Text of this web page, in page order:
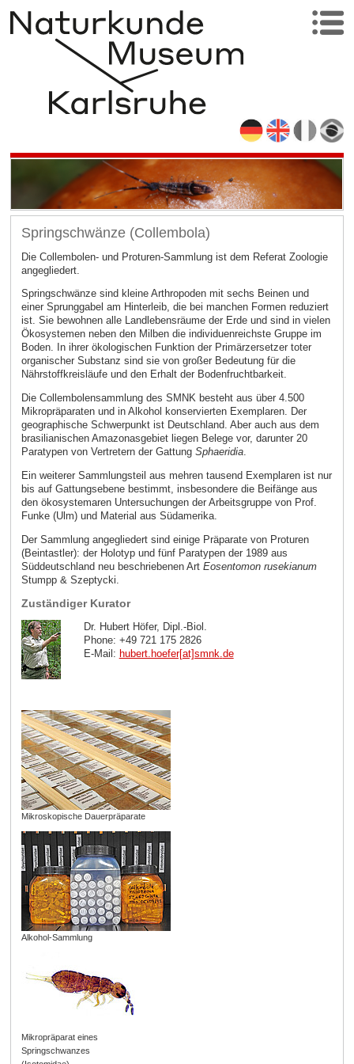
Springschwänze (Collembola)
Die Collembolen- und Proturen-Sammlung ist dem Referat Zoologie
angegliedert.
Springschwänze sind kleine Arthropoden mit sechs Beinen und
einer Sprunggabel am Hinterleib, die bei manchen Formen reduziert
ist. Sie bewohnen alle Landlebensräume der Erde und sind in vielen
Ökosystemen neben den Milben die individuenreichste Gruppe im
Boden. In ihrer ökologischen Funktion der Primärzersetzer toter
organischer Substanz sind sie von großer Bedeutung für die
Nährstoffkreisläufe und den Erhalt der Bodenfruchtbarkeit.
Die Collembolensammlung des SMNK besteht aus über 4.500
Mikropräparaten und in Alkohol konservierten Exemplaren. Der
geographische Schwerpunkt ist Deutschland. Aber auch aus dem
brasilianischen Amazonasgebiet liegen Belege vor, darunter 20
Paratypen von Vertretern der Gattung Sphaeridia.
Ein weiterer Sammlungsteil aus mehren tausend Exemplaren ist nur
bis auf Gattungsebene bestimmt, insbesondere die Beifänge aus
den ökosystemaren Untersuchungen der Arbeitsgruppe von Prof.
Funke (Ulm) und Material aus Südamerika.
Der Sammlung angegliedert sind einige Präparate von Proturen
(Beintastler): der Holotyp und fünf Paratypen der 1989 aus
Süddeutschland neu beschriebenen Art Eosentomon rusekianum
Stumpp & Szeptycki.
Zuständiger Kurator
Dr. Hubert Höfer, Dipl.-Biol.
Phone: +49 721 175 2826
E-Mail: hubert.hoefer[at]smnk.de
Mikroskopische Dauerpräparate
Alkohol-Sammlung
Mikropräparat eines
Springschwanzes